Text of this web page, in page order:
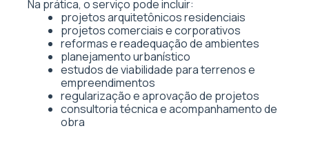
Na prática, o serviço pode incluir:
projetos arquitetônicos residenciais
projetos comerciais e corporativos
reformas e readequação de ambientes
planejamento urbanístico
estudos de viabilidade para terrenos e
empreendimentos
regularização e aprovação de projetos
consultoria técnica e acompanhamento de
obra